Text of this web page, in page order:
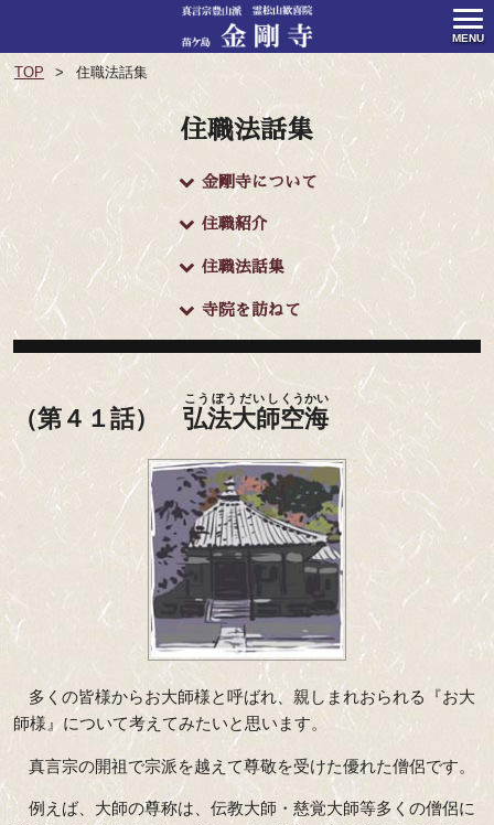
MENU
TOP 住職法話集
住職法話集
金剛寺について
住職紹介
住職法話集
寺院を訪ねて
（第４１話） 弘法大師
こうぼうだいし
空海
くうかい
多くの皆様からお大師様と呼ばれ、親しまれおられる『お大
師様』について考えてみたいと思います。
真言宗の開祖で宗派を越えて尊敬を受けた優れた僧侶です。
例えば、大師の尊称は、伝教大師・慈覚大師等多くの僧侶に